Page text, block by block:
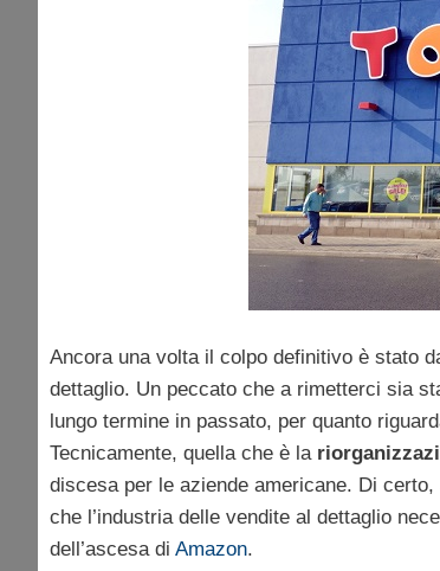
Ancora una volta il colpo definitivo è stato
dettaglio. Un peccato che a rimetterci sia
lungo termine in passato, per quanto
Tecnicamente, quella che è la
discesa per le aziende americane. Di certo,
che l’industria delle vendite al dettaglio
dell’ascesa di Amazon.